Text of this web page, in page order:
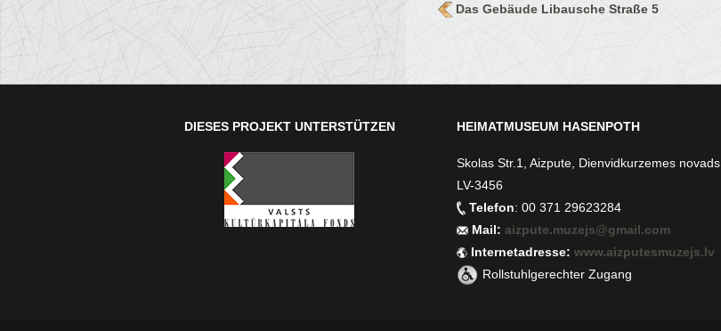
Das Gebäude Libausche Straße 5
DIESES PROJEKT UNTERSTÜTZEN HEIMATMUSEUM HASENPOTH
Skolas Str.1, Aizpute, Dienvidkurzemes novads,
LV-3456
Telefon: 00 371 29623284
Mail:aizpute.muzejs@gmail.com
Internetadresse:www.aizputesmuzejs.lv
Rollstuhlgerechter Zugang